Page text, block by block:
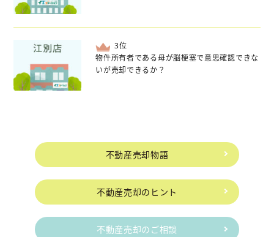
位
物件所有者である母が脳梗塞で意思確認できな
いが売却できるか？
不動産売却物語
不動産売却のヒント
不動産売却のご相談